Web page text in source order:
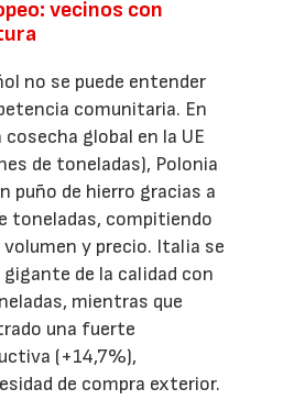
vecinos con
no se puede entender
comunitaria. En
global en la UE
de toneladas), Polonia
puño de hierro gracias a
toneladas, compitiendo
y precio. Italia se
de la calidad con
mientras que
una fuerte
(+14,7%),
de compra exterior.